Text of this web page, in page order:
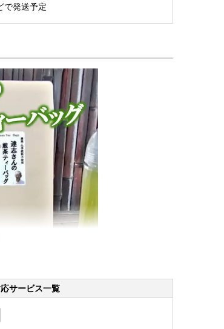
で発送予定
サービス一覧